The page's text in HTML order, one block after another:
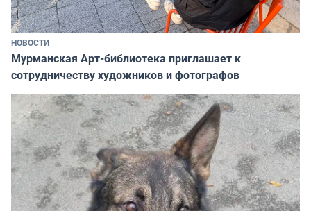
НОВОСТИ
Мурманская Арт-библиотека приглашает к
сотрудничеству художников и фотографов